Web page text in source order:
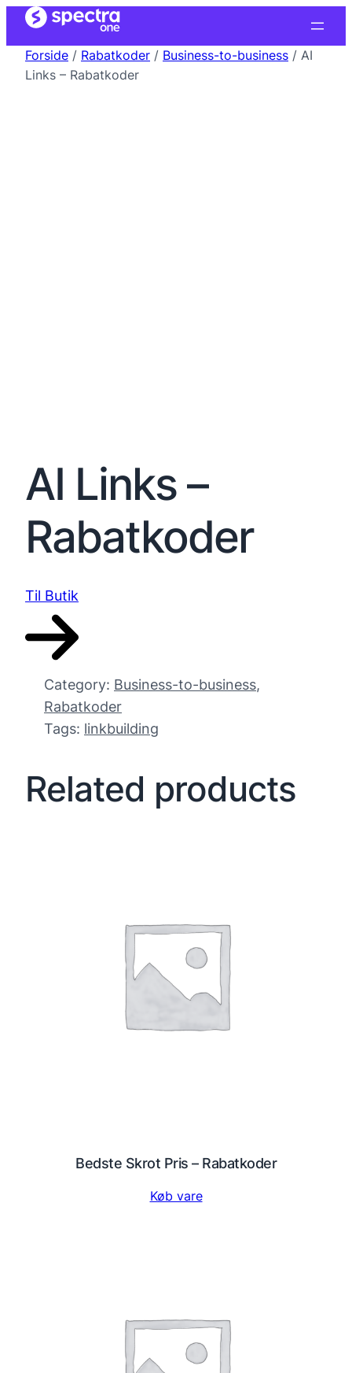
Forside / Rabatkoder / Business-to-business / AI
Links – Rabatkoder
AI Links –
Rabatkoder
Til Butik
Category: Business-to-business
Rabatkoder
Tags: linkbuilding
Related products
Bedste Skrot Pris – Rabatkoder
Køb vare